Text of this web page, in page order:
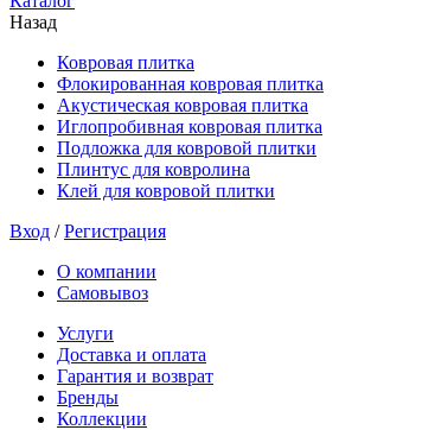
Назад
Ковровая плитка
Флокированная ковровая плитка
Акустическая ковровая плитка
Иглопробивная ковровая плитка
Подложка для ковровой плитки
Плинтус для ковролина
Клей для ковровой плитки
Вход /Регистрация
О компании
Самовывоз
Услуги
Доставка и оплата
Гарантия и возврат
Бренды
Коллекции